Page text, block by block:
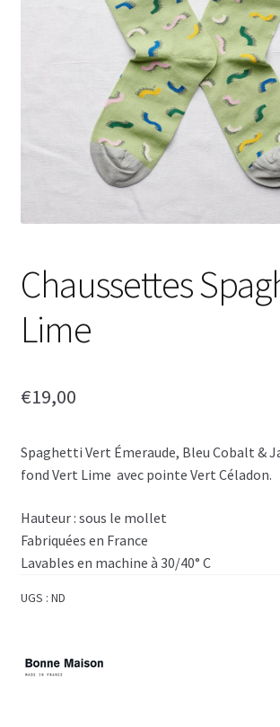
Chaussettes
Lime
€19,00
Spaghetti Vert Émeraude, Bleu Cobalt &
fond Vert Lime avec pointe Vert Céladon.
Hauteur : sous le mollet
Fabriquées en France
Lavables en machine à 30/40° C
UGS : ND